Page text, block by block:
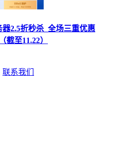
器2.5折秒杀_全场三重优惠
截至11.22）
联系我们